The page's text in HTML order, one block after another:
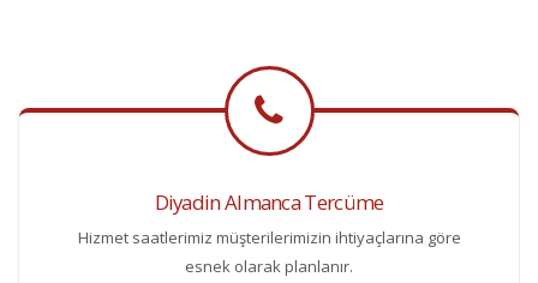
Diyadin Almanca Tercüme
Hizmet saatlerimiz müşterilerimizin ihtiyaçlarına göre
esnek olarak planlanır.